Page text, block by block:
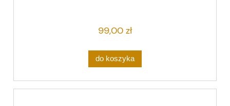
99,00 zł
do koszyka